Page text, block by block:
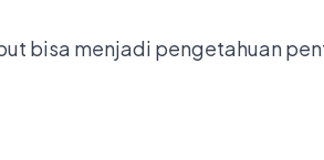
bisa menjadi pengetahuan